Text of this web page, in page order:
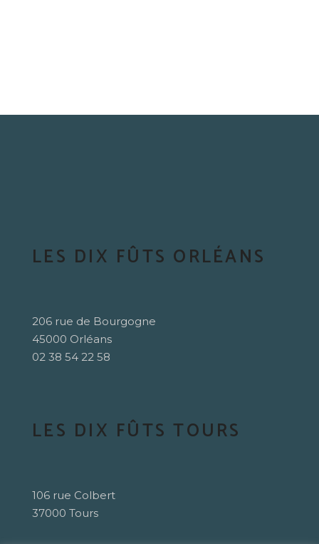
LES DIX FÛTS ORLÉANS
206 rue de Bourgogne
45000 Orléans
02 38 54 22 58
LES DIX FÛTS TOURS
106 rue Colbert
37000 Tours